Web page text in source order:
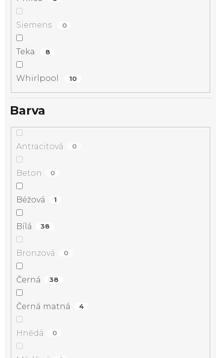
Siemens 0
Teka 8
Whirlpool 10
Barva
Antracitová 0
Beton 0
Béžová 1
Bílá 38
Bronzová 0
Černá 38
Černá matná 4
Hnědá 0